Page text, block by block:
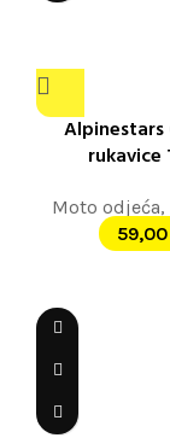
Alpinestars
rukavice
Moto odjeća,
59,00